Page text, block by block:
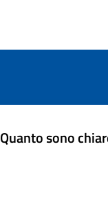
Quanto sono